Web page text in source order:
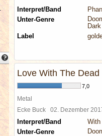
Interpret/Band
Unter-Genre
Label
Love With The Dead
7,0
Metal
Ecke Buck 02. Dezember
Interpret/Band
With
Unter-Genre